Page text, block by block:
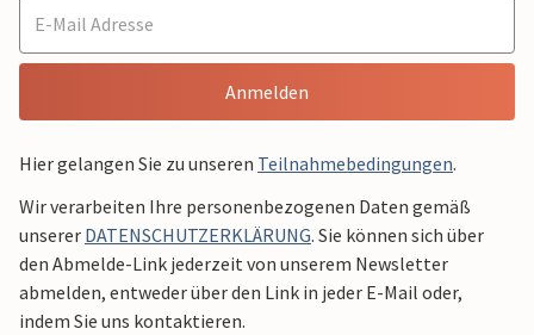
Anmelden
Hier gelangen Sie zu unseren Teilnahmebedingungen.
Wir verarbeiten Ihre personenbezogenen Daten gemäß
unserer DATENSCHUTZERKLÄRUNG. Sie können sich über
den Abmelde-Link jederzeit von unserem Newsletter
abmelden, entweder über den Link in jeder E-Mail oder,
indem Sie uns kontaktieren.